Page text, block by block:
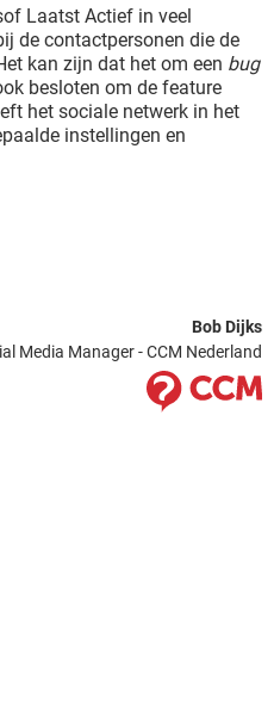
Laatst Actief in veel
de contactpersonen die de
kan zijn dat het om een bug
besloten om de feature
het sociale netwerk in het
instellingen en
Bob Dijks
Media Manager - CCM Nederland